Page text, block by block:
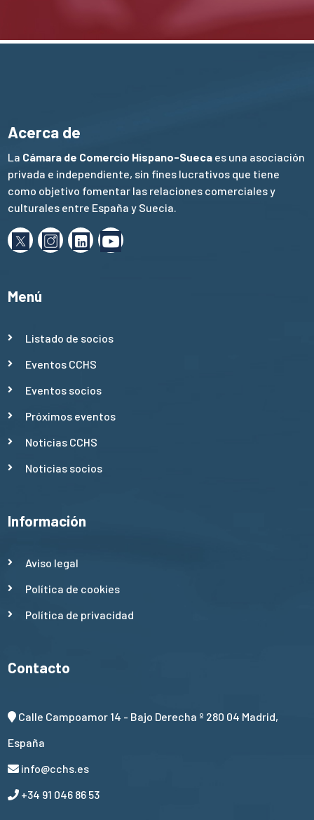
Acerca de
La Cámara de Comercio Hispano-Sueca es una asociación
privada e independiente, sin fines lucrativos que tiene
como objetivo fomentar las relaciones comerciales y
culturales entre España y Suecia.
Menú
Listado de socios
Eventos CCHS
Eventos socios
Próximos eventos
Noticias CCHS
Noticias socios
Información
Aviso legal
Política de cookies
Política de privacidad
Contacto
Calle Campoamor 14 - Bajo Derecha º 280 04 Madrid,
España
info@cchs.es
+34 91 046 86 53